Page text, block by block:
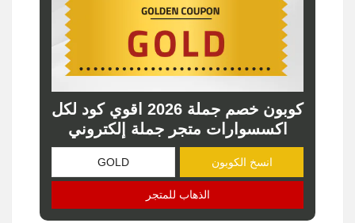
كوبون خصم جملة 2026 اقوي كود لكل
اكسسوارات متجر جملة إلكتروني
انسخ الكوبون
الذهاب للمتجر